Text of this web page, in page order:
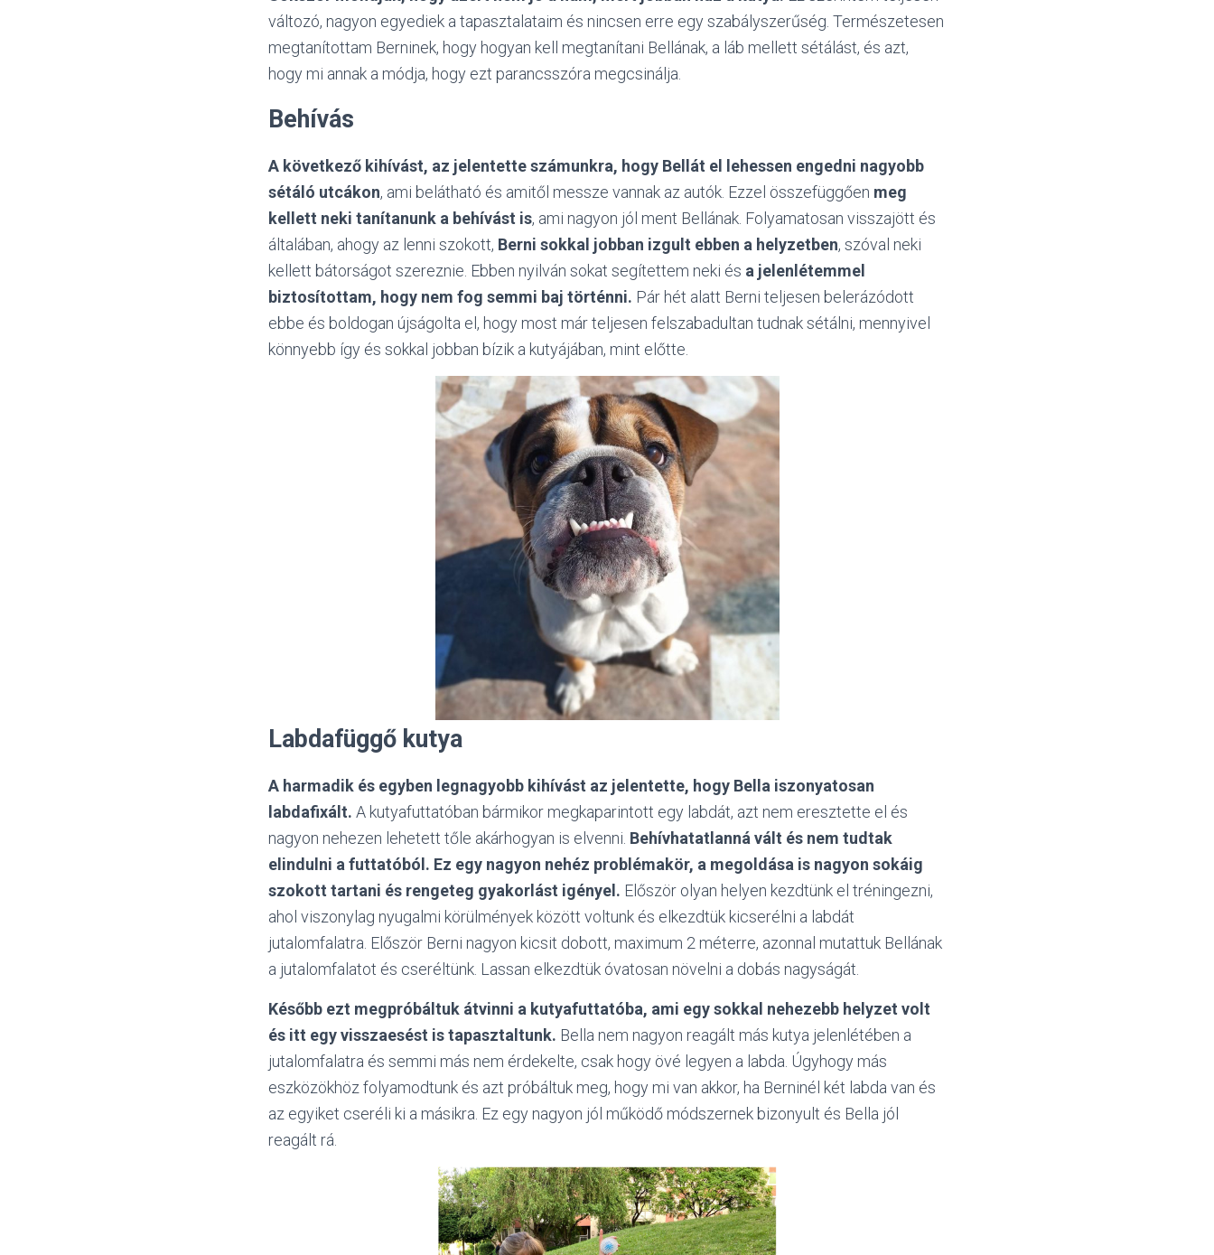
változó, nagyon egyediek a tapasztalataim és nincsen erre egy szabályszerűség. Természetesen
megtanítottam Berninek, hogy hogyan kell megtanítani Bellának, a láb mellett sétálást, és azt,
hogy mi annak a módja, hogy ezt parancsszóra megcsinálja.
Behívás
A következő kihívást, az jelentette számunkra, hogy Bellát el lehessen engedni nagyobb
sétáló utcákon, ami belátható és amitől messze vannak az autók. Ezzel összefüggően meg
kellett neki tanítanunk a behívást is, ami nagyon jól ment Bellának. Folyamatosan visszajött és
általában, ahogy az lenni szokott, Berni sokkal jobban izgult ebben a helyzetben, szóval neki
kellett bátorságot szereznie. Ebben nyilván sokat segítettem neki és a jelenlétemmel
biztosítottam, hogy nem fog semmi baj történni. Pár hét alatt Berni teljesen belerázódott
ebbe és boldogan újságolta el, hogy most már teljesen felszabadultan tudnak sétálni, mennyivel
könnyebb így és sokkal jobban bízik a kutyájában, mint előtte.
Labdafüggő kutya
A harmadik és egyben legnagyobb kihívást az jelentette, hogy Bella iszonyatosan
labdafixált. A kutyafuttatóban bármikor megkaparintott egy labdát, azt nem eresztette el és
nagyon nehezen lehetett tőle akárhogyan is elvenni. Behívhatatlanná vált és nem tudtak
elindulni a futtatóból. Ez egy nagyon nehéz problémakör, a megoldása is nagyon sokáig
szokott tartani és rengeteg gyakorlást igényel. Először olyan helyen kezdtünk el tréningezni,
ahol viszonylag nyugalmi körülmények között voltunk és elkezdtük kicserélni a labdát
jutalomfalatra. Először Berni nagyon kicsit dobott, maximum 2 méterre, azonnal mutattuk Bellának
a jutalomfalatot és cseréltünk. Lassan elkezdtük óvatosan növelni a dobás nagyságát.
Később ezt megpróbáltuk átvinni a kutyafuttatóba, ami egy sokkal nehezebb helyzet volt
és itt egy visszaesést is tapasztaltunk. Bella nem nagyon reagált más kutya jelenlétében a
jutalomfalatra és semmi más nem érdekelte, csak hogy övé legyen a labda. Úgyhogy más
eszközökhöz folyamodtunk és azt próbáltuk meg, hogy mi van akkor, ha Berninél két labda van és
az egyiket cseréli ki a másikra. Ez egy nagyon jól működő módszernek bizonyult és Bella jól
reagált rá.